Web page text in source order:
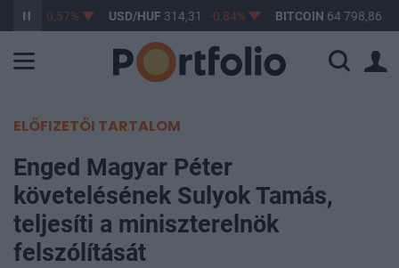
-0,57% USD/HUF 314,31 -0,84% BITCOIN 64 798,86
ELŐFIZETŐI TARTALOM
Enged Magyar Péter
követelésének Sulyok Tamás,
teljesíti a miniszterelnök
felszólítását